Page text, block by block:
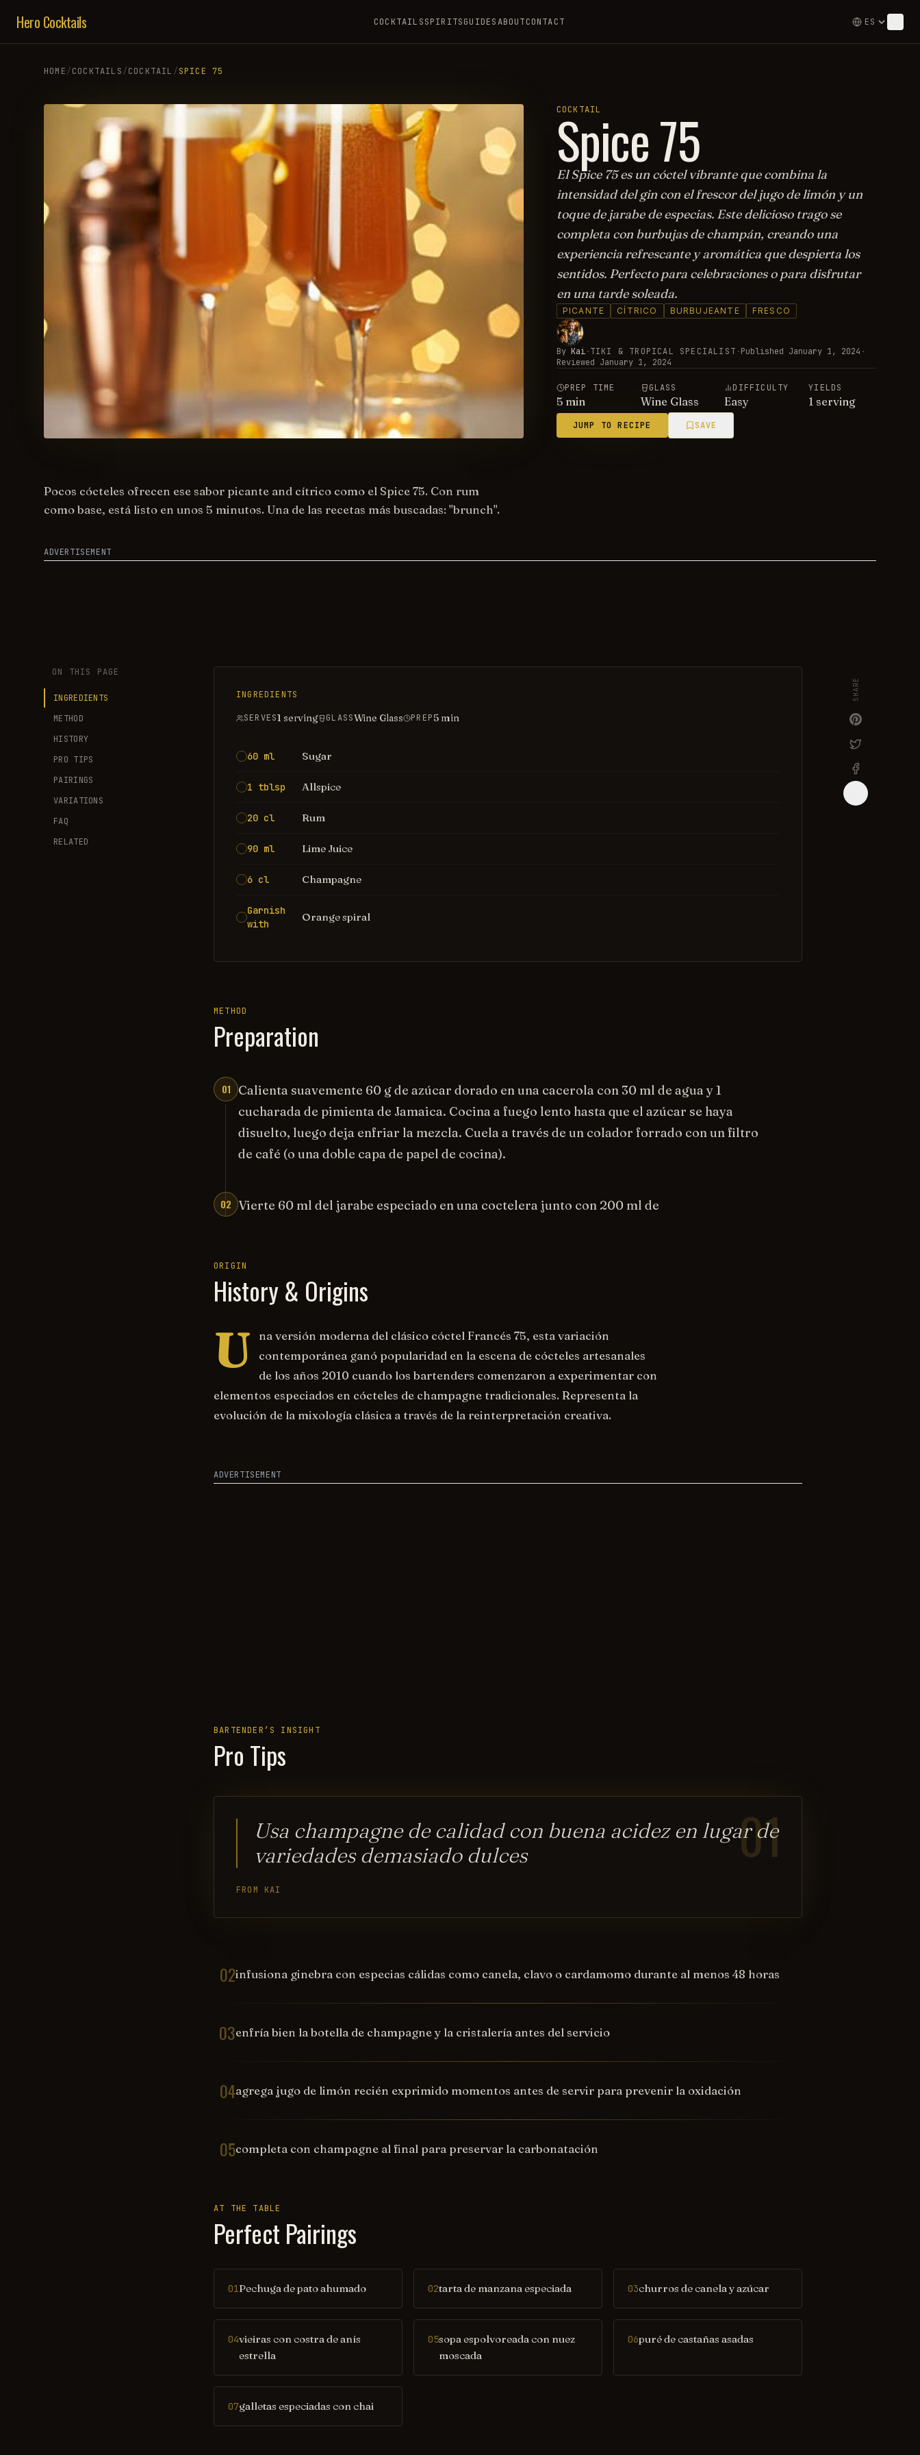
Hero Cocktails COCKTAILSSPIRITSGUIDESABOUTCONTACT
HOME/COCKTAILS/COCKTAIL /SPICE 75
COCKTAIL
Spice 75
El Spice 75 es un cóctel vibrante que combina la
intensidad del gin con el frescor del jugo de limón y un
toque de jarabe de especias. Este delicioso trago se
completa con burbujas de champán, creando una
experiencia refrescante y aromática que despierta los
sentidos. Perfecto para celebraciones o para disfrutar
en una tarde soleada.
PICANTE CÍTRICO BURBUJEANTE FRESCO
By Kai·TIKI & TROPICAL SPECIALIST ·Published January 1, 2024 ·
Reviewed January 1, 2024
PREP TIME
5min
GLASS
Wine Glass
DIFFICULTY
Easy
YIELDS
1 serving
JUMP TO RECIPE SAVE
Pocos cócteles ofrecen ese sabor picante and cítrico como el Spice 75. Con rum
como base, está listo en unos 5 minutos. Una de las recetas más buscadas: "brunch".
ADVERTISEMENT
ON THIS PAGE
INGREDIENTS
METHOD
HISTORY
PRO TIPS
PAIRINGS
VARIATIONS
FAQ
RELATED
INGREDIENTS
SERVES1 serving GLASSWine Glass PREP5 min
60 ml Sugar
1 tblsp Allspice
20 cl Rum
90 ml Lime Juice
6 cl Champagne
Garnish
with
Orange spiral
METHOD
Preparation
01
Calienta suavemente 60 g de azúcar dorado en una cacerola con 30 ml de agua y 1
cucharada de pimienta de Jamaica. Cocina a fuego lento hasta que el azúcar se haya
disuelto, luego deja enfriar la mezcla. Cuela a través de un colador forrado con un filtro
de café (o una doble capa de papel de cocina).
02 Vierte 60 ml del jarabe especiado en una coctelera junto con 200 ml de
ORIGIN
History & Origins
U
na versión moderna del clásico cóctel Francés 75, esta variación
contemporánea ganó popularidad en la escena de cócteles artesanales
de los años 2010 cuando los bartenders comenzaron a experimentar con
elementos especiados en cócteles de champagne tradicionales. Representa la
evolución de la mixología clásica a través de la reinterpretación creativa.
ADVERTISEMENT
BARTENDER’S INSIGHT
Pro Tips
01
Usa champagne de calidad con buena acidez en lugar de
variedades demasiado dulces
FROM KAI
02infusiona ginebra con especias cálidas como canela, clavo o cardamomo durante al menos 48 horas
03enfría bien la botella de champagne y la cristalería antes del servicio
04agrega jugo de limón recién exprimido momentos antes de servir para prevenir la oxidación
05completa con champagne al final para preservar la carbonatación
AT THE TABLE
Perfect Pairings
01Pechuga de pato ahumado 02tarta de manzana especiada 03churros de canela y azúcar
04vieiras con costra de anís
estrella
05sopa espolvoreada con nuez
moscada
06puré de castañas asadas
07galletas especiadas con chai
SHARE